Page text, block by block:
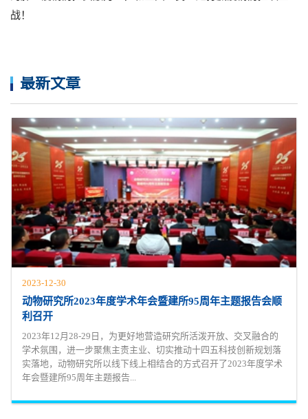
战！
最新文章
2023-12-30
动物研究所2023年度学术年会暨建所95周年主题报告会顺
利召开
2023年12月28-29日，为更好地营造研究所活泼开放、交叉融合的
学术氛围，进一步聚焦主责主业、切实推动十四五科技创新规划落
实落地，动物研究所以线下线上相结合的方式召开了2023年度学术
年会暨建所95周年主题报告...